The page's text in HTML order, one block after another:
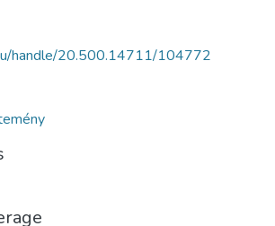
handle/20.500.14711/104772